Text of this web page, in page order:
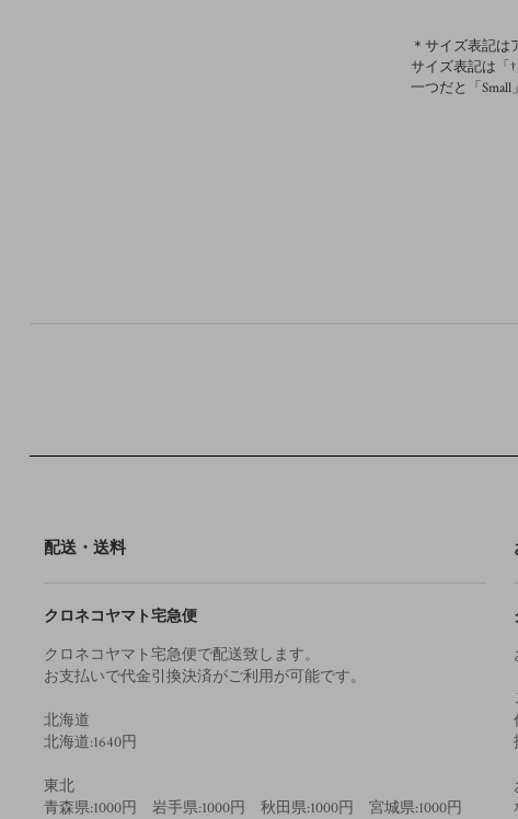
＊サイズ表記は
サイズ表記は「
一つだと「Small
配送・送料
クロネコヤマト宅急便
クロネコヤマト宅急便で配送致します。
お支払いで代金引換決済がご利用が可能です。
北海道
北海道:1640円
東北
青森県:1000円 岩手県:1000円 秋田県:1000円 宮城県:1000円